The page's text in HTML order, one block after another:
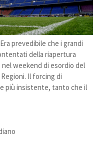
prevedibile che i grandi
della riapertura
weekend di esordio del
Il forcing di
più insistente, tanto che il